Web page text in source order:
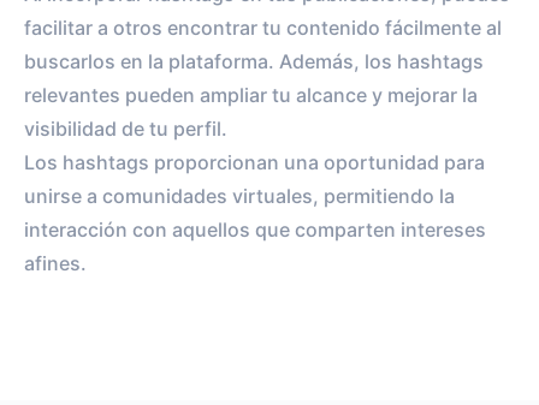
facilitar a otros encontrar tu contenido fácilmente al
buscarlos en la plataforma. Además, los hashtags
relevantes pueden ampliar tu alcance y mejorar la
visibilidad de tu perfil.
Los hashtags proporcionan una oportunidad para
unirse a comunidades virtuales, permitiendo la
interacción con aquellos que comparten intereses
afines.